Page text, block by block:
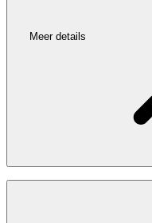
Meer details